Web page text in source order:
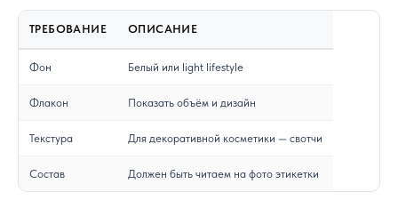
ТРЕБОВАНИЕ ОПИСАНИЕ
Фон Белый или light lifestyle
Флакон Показать объём и дизайн
Текстура Для декоративной косметики — свотчи
Состав Должен быть читаем на фото этикетки